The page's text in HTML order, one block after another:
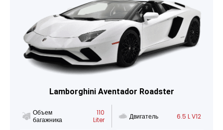
Lamborghini Aventador Roadster
Объем
багажника
110
Liter
Двигатель 6.5 L V12